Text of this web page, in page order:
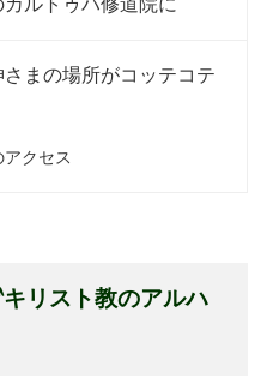
ルトゥハ修道院に
まの場所がコッテコテ
クセス
リスト教のアルハ